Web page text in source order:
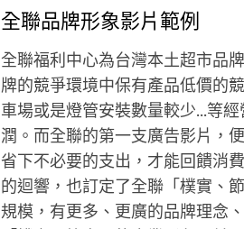
全聯品牌形象影片範例
全聯福利中心為台灣本土超市品
牌的競爭環境中保有產品低價的
車場或是燈管安裝數量較少...等
潤。而全聯的第一支廣告影片，
省下不必要的支出，才能回饋消
的迴響，也訂定了全聯「樸實、
規模，有更多、更廣的品牌理念